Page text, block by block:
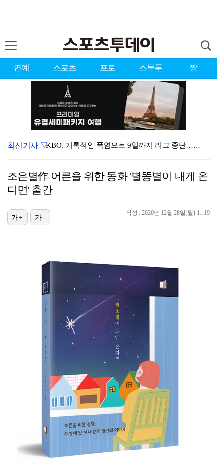
연예 스포츠 포토 스투툰 짤
KBO, 기록적인 폭염으로 9일까지 리그 중단…내달 6…
대한축구협회, 외국인 심판 7차례 성접대 의혹…이 기간…
3승 사냥 시동 건 서교림 "샷·퍼트 만족스러워…좋은 …
최신기사 ▽
조은별作 어른을 위한 동화 '별똥별이 내게 온
다면' 출간
작성 : 2020년 12월 28일(월) 11:19
가+ 가-